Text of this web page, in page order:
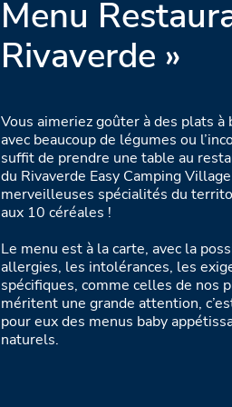
Menu
Rivaverde »
Vous aimeriez goûter à des plats à
avec beaucoup de légumes ou
suffit de prendre une table au
du Rivaverde Easy Camping
merveilleuses spécialités du
aux 10 céréales !
Le menu est à la carte, avec la
allergies, les intolérances, les
spécifiques, comme celles de nos
méritent une grande attention,
pour eux des menus baby
naturels.